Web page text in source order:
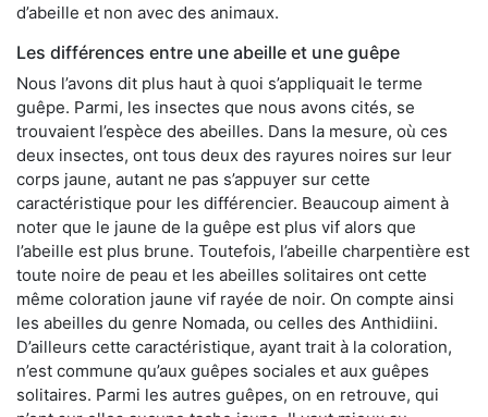
d’abeille et non avec des animaux.
Les différences entre une abeille et une guêpe
Nous l’avons dit plus haut à quoi s’appliquait le terme
guêpe. Parmi, les insectes que nous avons cités, se
trouvaient l’espèce des abeilles. Dans la mesure, où ces
deux insectes, ont tous deux des rayures noires sur leur
corps jaune, autant ne pas s’appuyer sur cette
caractéristique pour les différencier. Beaucoup aiment à
noter que le jaune de la guêpe est plus vif alors que
l’abeille est plus brune. Toutefois, l’abeille charpentière est
toute noire de peau et les abeilles solitaires ont cette
même coloration jaune vif rayée de noir. On compte ainsi
les abeilles du genre Nomada, ou celles des Anthidiini.
D’ailleurs cette caractéristique, ayant trait à la coloration,
n’est commune qu’aux guêpes sociales et aux guêpes
solitaires. Parmi les autres guêpes, on en retrouve, qui